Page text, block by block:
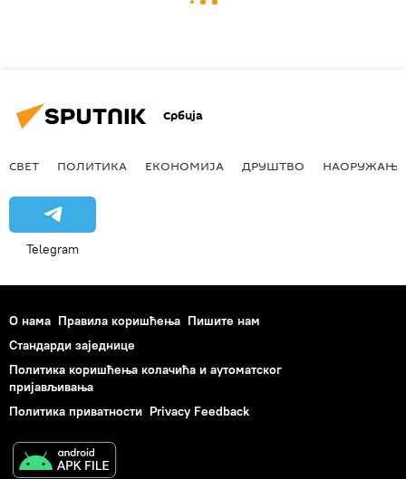
Србија
СВЕТ ПОЛИТИКА ЕКОНОМИЈА ДРУШТВО НАОРУЖАЊЕ
Telegram
О нама Правила коришћења Пишите нам
Стандарди заједнице
Политика коришћења колачића и аутоматског
пријављивања
Политика приватности Privacy Feedback